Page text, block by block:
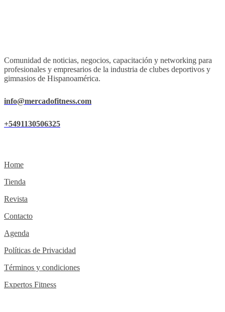
Comunidad de noticias, negocios, capacitación y networking para
profesionales y empresarios de la industria de clubes deportivos y
gimnasios de Hispanoamérica.
info@mercadofitness.com
+5491130506325
Home
Tienda
Revista
Contacto
Agenda
Políticas de Privacidad
Términos y condiciones
Expertos Fitness